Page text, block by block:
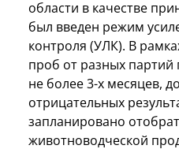
области в качестве
был введен режим
контроля (УЛК). В
проб от разных партий
не более 3-х месяцев,
отрицательных
запланировано
животноводческой